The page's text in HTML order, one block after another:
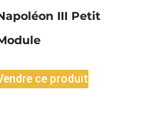
III Petit
ce produit